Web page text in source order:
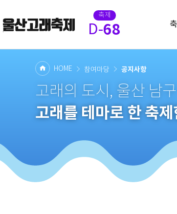
축제
D-68
HOME 참여마당 공지사항
고래의 도시, 울산 남
고래를 테마로 한 축